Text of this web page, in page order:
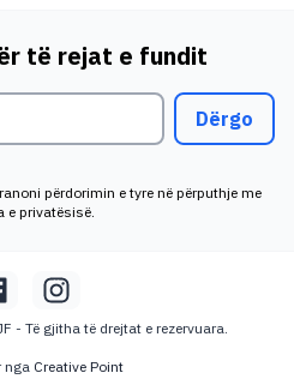
të rejat e fundit
Dërgo
përdorimin e tyre në përputhje me
e privatësisë.
- Të gjitha të drejtat e rezervuara.
nga Creative Point